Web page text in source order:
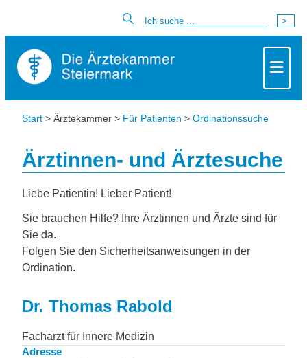
Start > Ärztekammer > Für Patienten > Ordinationssuche
Ärztinnen- und Ärztesuche
Liebe Patientin! Lieber Patient!
Sie brauchen Hilfe? Ihre Ärztinnen und Ärzte sind für
Sie da.
Folgen Sie den Sicherheitsanweisungen in der
Ordination.
Dr. Thomas Rabold
Facharzt für Innere Medizin
Adresse